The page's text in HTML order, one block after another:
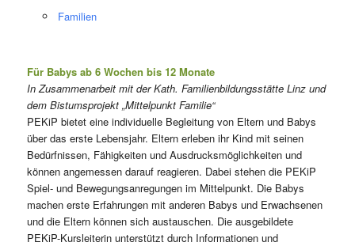
Familien
Für Babys ab 6 Wochen bis 12 Monate
In Zusammenarbeit mit der Kath. Familienbildungsstätte Linz und
dem Bistumsprojekt „Mittelpunkt Familie“
PEKiP bietet eine individuelle Begleitung von Eltern und Babys
über das erste Lebensjahr. Eltern erleben ihr Kind mit seinen
Bedürfnissen, Fähigkeiten und Ausdrucksmöglichkeiten und
können angemessen darauf reagieren. Dabei stehen die PEKiP
Spiel- und Bewegungsanregungen im Mittelpunkt. Die Babys
machen erste Erfahrungen mit anderen Babys und Erwachsenen
und die Eltern können sich austauschen. Die ausgebildete
PEKiP-Kursleiterin unterstützt durch Informationen und